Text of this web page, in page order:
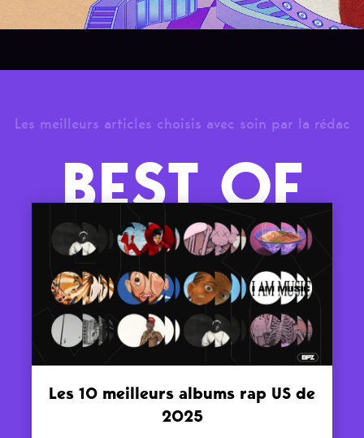
Les meilleurs articles choisis avec soin par la rédac
BEST OF
Les 10 meilleurs albums rap US de
2025